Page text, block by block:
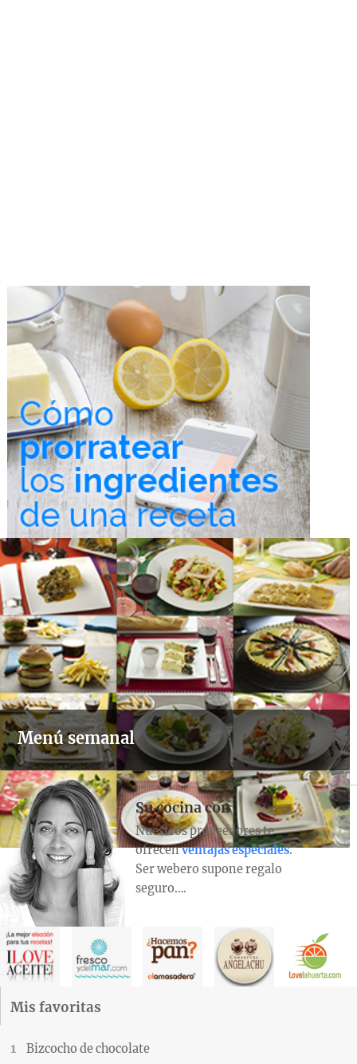
Menú semanal
Su cocina con
Nuestros proveedores te
ofrecenventajas especiales.
Ser webero supone regalo
seguro….
Mis favoritas
Bizcocho de chocolate